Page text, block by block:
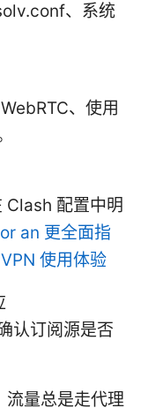
、系统
、使用
Clash 配置中明
an 更全面指
使用体验
认订阅源是否
流量总是走代理